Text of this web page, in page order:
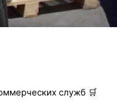
служб 🛒